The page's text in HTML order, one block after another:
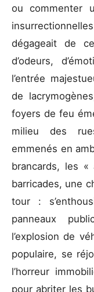
ou commenter
dégageait de
d’odeurs,
l’entrée
de
foyers de feu
milieu des
emmenés en
brancards, les
barricades, une
tour :
panneaux
l’explosion de
populaire, se
l’horreur
pour abriter les